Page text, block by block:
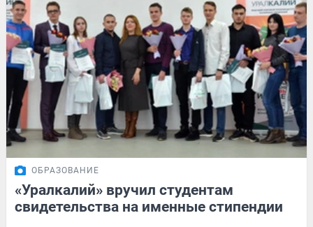
ОБРАЗОВАНИЕ
«Уралкалий» вручил студентам
свидетельства на именные стипендии